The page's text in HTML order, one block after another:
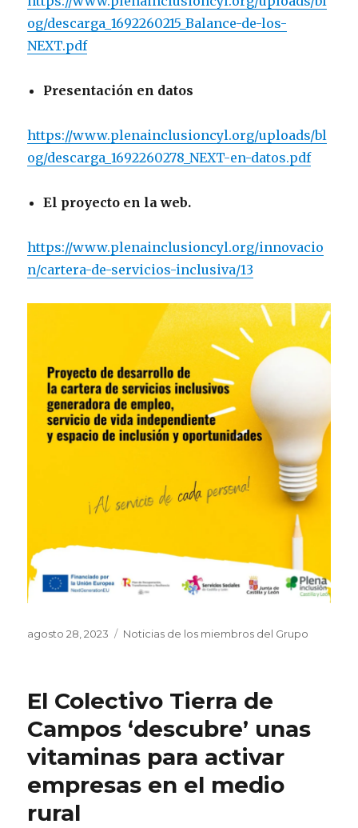
og/descarga_1692260215_Balance-de-los-
NEXT.pdf
Presentación en datos
https://www.plenainclusioncyl.org/uploads/bl
og/descarga_1692260278_NEXT-en-datos.pdf
El proyecto en la web.
https://www.plenainclusioncyl.org/innovacio
n/cartera-de-servicios-inclusiva/13
Publicado
agosto 28, 2023 Categorías
Noticias de los miembros del Grupo
El Colectivo Tierra de
Campos ‘descubre’ unas
vitaminas para activar
empresas en el medio
rural